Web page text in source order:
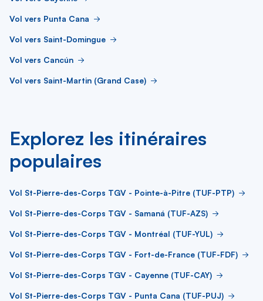
Vol vers Punta Cana
Vol vers Saint-Domingue
Vol vers Cancún
Vol vers Saint-Martin (Grand Case)
Explorez les itinéraires
populaires
Vol St-Pierre-des-Corps TGV - Pointe-à-Pitre (TUF-PTP)
Vol St-Pierre-des-Corps TGV - Samaná (TUF-AZS)
Vol St-Pierre-des-Corps TGV - Montréal (TUF-YUL)
Vol St-Pierre-des-Corps TGV - Fort-de-France (TUF-FDF)
Vol St-Pierre-des-Corps TGV - Cayenne (TUF-CAY)
Vol St-Pierre-des-Corps TGV - Punta Cana (TUF-PUJ)